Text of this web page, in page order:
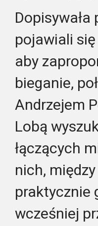
pojawiali się
aby
bieganie,
Andrzejem
Lobą
łączących
nich,
praktycznie
wcześniej